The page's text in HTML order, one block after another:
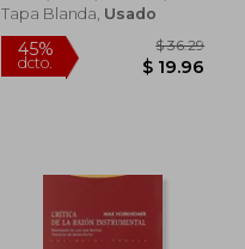
Tapa Blanda, Usado